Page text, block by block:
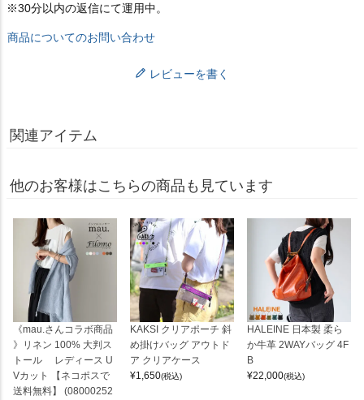
※30分以内の返信にて運用中。
商品についてのお問い合わせ
レビューを書く
関連アイテム
他のお客様はこちらの商品も見ています
《mau.さんコラボ商品
》リネン 100% 大判ス
トール レディース U
Vカット 【ネコポスで
送料無料】 (08000252
KAKSI クリアポーチ 斜
め掛けバッグ アウトド
ア クリアケース
¥1,650(税込)
HALEINE 日本製 柔ら
か牛革 2WAYバッグ 4F
B
¥22,000(税込)